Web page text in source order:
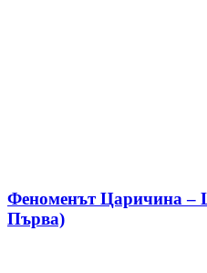
Феноменът Царичина –
Първа)